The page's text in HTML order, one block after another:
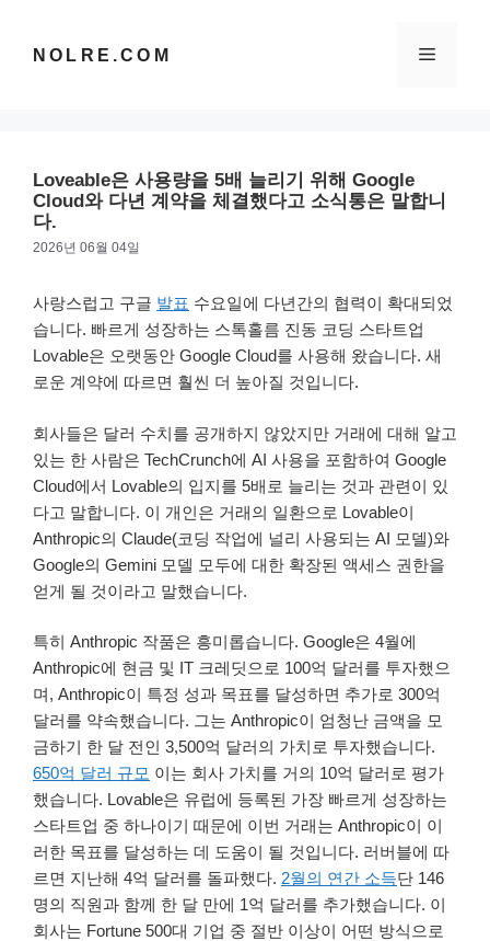
NOLRE.COM 메
Loveable은 사용량을 5배 늘리기 위해 Google
Cloud와 다년 계약을 체결했다고 소식통은 말합니
다.
2026년 06월 04일
사랑스럽고 구글 발표 수요일에 다년간의 협력이 확대되었
습니다. 빠르게 성장하는 스톡홀름 진동 코딩 스타트업
Lovable은 오랫동안 Google Cloud를 사용해 왔습니다. 새
로운 계약에 따르면 훨씬 더 높아질 것입니다.
회사들은 달러 수치를 공개하지 않았지만 거래에 대해 알고
있는 한 사람은 TechCrunch에 AI 사용을 포함하여 Google
Cloud에서 Lovable의 입지를 5배로 늘리는 것과 관련이 있
다고 말합니다. 이 개인은 거래의 일환으로 Lovable이
Anthropic의 Claude(코딩 작업에 널리 사용되는 AI 모델)와
Google의 Gemini 모델 모두에 대한 확장된 액세스 권한을
얻게 될 것이라고 말했습니다.
특히 Anthropic 작품은 흥미롭습니다. Google은 4월에
Anthropic에 현금 및 IT 크레딧으로 100억 달러를 투자했으
며, Anthropic이 특정 성과 목표를 달성하면 추가로 300억
달러를 약속했습니다. 그는 Anthropic이 엄청난 금액을 모
금하기 한 달 전인 3,500억 달러의 가치로 투자했습니다.
650억 달러 규모 이는 회사 가치를 거의 10억 달러로 평가
했습니다. Lovable은 유럽에 등록된 가장 빠르게 성장하는
스타트업 중 하나이기 때문에 이번 거래는 Anthropic이 이
러한 목표를 달성하는 데 도움이 될 것입니다. 러버블에 따
르면 지난해 4억 달러를 돌파했다. 2월의 연간 소득단 146
명의 직원과 함께 한 달 만에 1억 달러를 추가했습니다. 이
회사는 Fortune 500대 기업 중 절반 이상이 어떤 방식으로